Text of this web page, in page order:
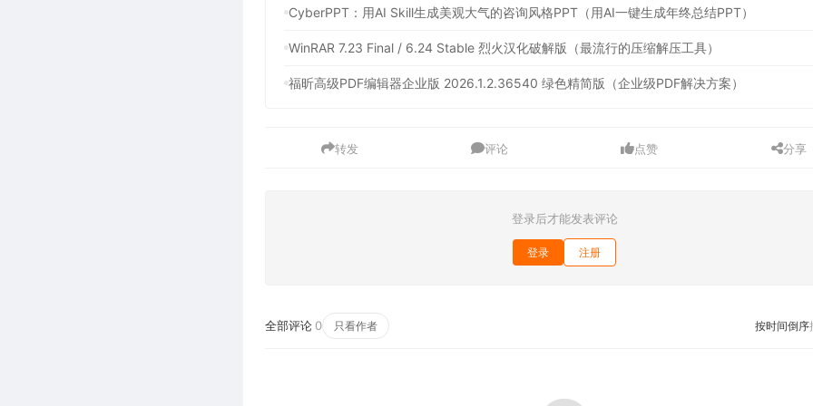
CyberPPT：用AI Skill生成美观大气的咨询风格PPT（用AI一键生成年终总结PPT）
WinRAR 7.23 Final / 6.24 Stable 烈火汉化破解版（最流行的压缩解压工具）
福昕高级PDF编辑器企业版 2026.1.2.36540 绿色精简版（企业级PDF解决方案）
转发 评论 点赞 分享
登录后才能发表评论
登录 注册
全部评论 0 只看作者 按时间倒序